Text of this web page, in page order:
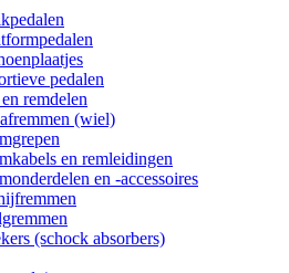
pedalen
remdelen
(wiel)
en remleidingen
en -accessoires
(schock absorbers)